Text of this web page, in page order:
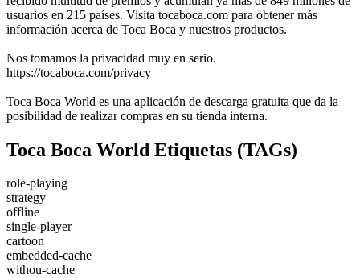
usuarios en 215 países. Visita tocaboca.com para obtener más
información acerca de Toca Boca y nuestros productos.
Nos tomamos la privacidad muy en serio.
https://tocaboca.com/privacy
Toca Boca World es una aplicación de descarga gratuita que da la
posibilidad de realizar compras en su tienda interna.
Toca Boca World Etiquetas (TAGs)
role-playing
strategy
offline
single-player
cartoon
embedded-cache
withou-cache